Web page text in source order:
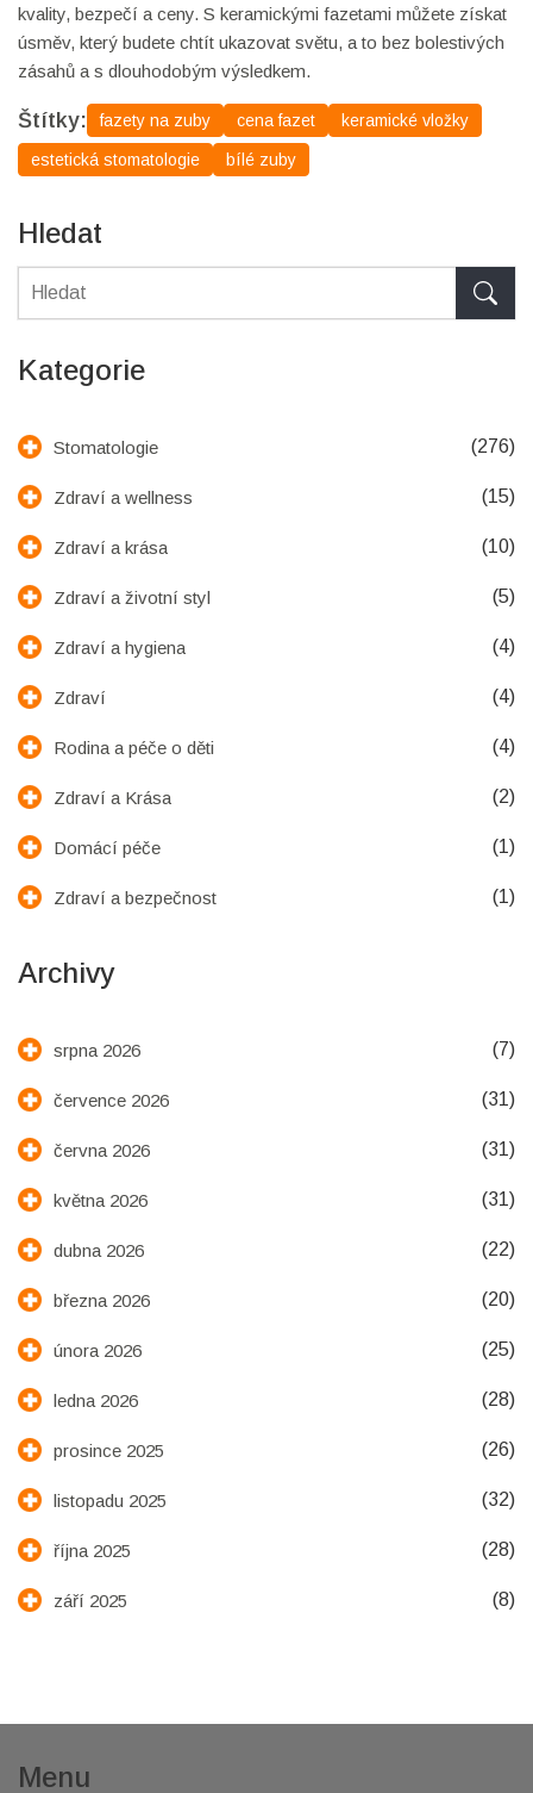
kvality, bezpečí a ceny. S keramickými fazetami můžete získat
úsměv, který budete chtít ukazovat světu, a to bez bolestivých
zásahů a s dlouhodobým výsledkem.
Štítky: fazety na zuby cena fazet keramické vložky
estetická stomatologie bílé zuby
Hledat
Kategorie
Stomatologie (276)
Zdraví a wellness (15)
Zdraví a krása (10)
Zdraví a životní styl (5)
Zdraví a hygiena (4)
Zdraví (4)
Rodina a péče o děti (4)
Zdraví a Krása (2)
Domácí péče (1)
Zdraví a bezpečnost (1)
Archivy
srpna 2026 (7)
července 2026 (31)
června 2026 (31)
května 2026 (31)
dubna 2026 (22)
března 2026 (20)
února 2026 (25)
ledna 2026 (28)
prosince 2025 (26)
listopadu 2025 (32)
října 2025 (28)
září 2025 (8)
Menu